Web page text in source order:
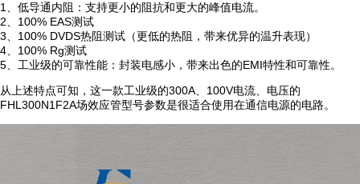
1、低导通内阻：支持更小的阻抗和更大的峰值电流。
2、100% EAS测试
3、100% DVDS热阻测试（更低的热阻，带来优异的温升表现）
4、100% Rg测试
5、工业级的可靠性能：封装电感小，带来出色的EMI特性和可靠性。
从上述特点可知，这一款工业级的300A、100V电流、电压的
FHL300N1F2A场效应管型号参数是很适合使用在通信电源的电路。